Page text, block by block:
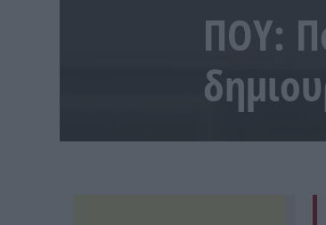
ΠΟΥ: